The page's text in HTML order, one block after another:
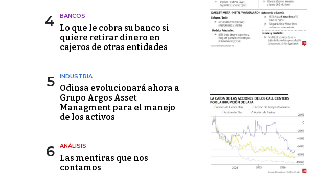
4 BANCOS
Lo que le cobra su banco si
quiere retirar dinero en
cajeros de otras entidades
5 INDUSTRIA
Odinsa evolucionará ahora a
Grupo Argos Asset
Managment para el manejo
de los activos
6 ANÁLISIS
Las mentiras que nos
contamos